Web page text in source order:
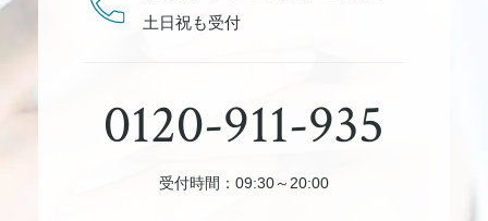
土日祝も受付
0120-911-935
受付時間：09:30～20:00